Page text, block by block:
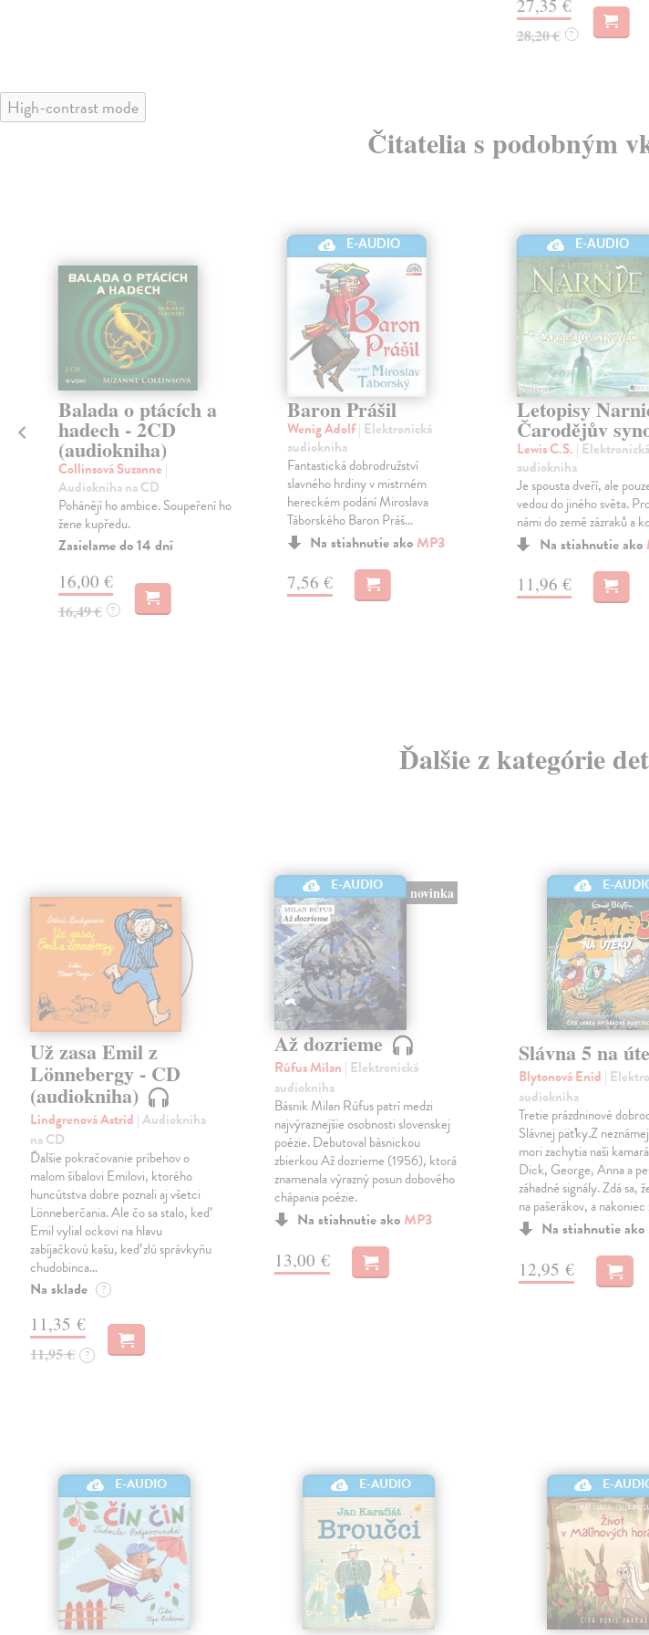
27,35 €
28,20 € ?
High-contrast mode
Čitatelia s podobným
Balada o ptácích a
hadech - 2CD
(audiokniha)
Collinsová Suzanne |
Audiokniha na CD
Pohánějí ho ambice. Soupeření ho
žene kupředu.
Zasielame do 14 dní
16,00 €
16,49 € ?
E-AUDIO
Baron Prášil
Wenig Adolf| Elektronická
audiokniha
Fantastická dobrodružství
slavného hrdiny v mistrném
hereckém podání Miroslava
Táborského Baron Práš...
Na stiahnutie ako MP3
7,56 €
E-AUDIO
Letopisy
Čarodějův
Lewis C.S. | Elektronická
audiokniha
Je spousta dveří, ale
vedou do jiného světa.
námi do země zázraků a
Na stiahnutie ako
11,96 €
Ďalšie z kategórie
Už zasa Emil z
Lönnebergy - CD
(audiokniha)
Lindgrenová Astrid | Audiokniha
na CD
Ďalšie pokračovanie príbehov o
malom šibalovi Emilovi, ktorého
huncútstva dobre poznali aj všetci
Lönneberčania. Ale čo sa stalo, keď
Emil vylial ockovi na hlavu
zabíjačkovú kašu, keď zlú správkyňu
chudobinca…
Na sklade ?
11,35 €
11,95 € ?
E-AUDIO novinka
Až dozrieme
Rúfus Milan | Elektronická
audiokniha
Básnik Milan Rúfus patrí medzi
najvýraznejšie osobnosti slovenskej
poézie. Debutoval básnickou
zbierkou Až dozrieme (1956), ktorá
znamenala výrazný posun dobového
chápania poézie.
Na stiahnutie ako MP3
13,00 €
E-
Slávna 5 na
Blytonová Enid |
audiokniha
Tretie prázdninové
Slávnej päťky.Z
mori zachytia naši
Dick, George, Anna a
záhadné signály. Zdá sa,
na pašerákov, a
Na stiahnutie ako
12,95 €
E-AUDIO E-AUDIO E-